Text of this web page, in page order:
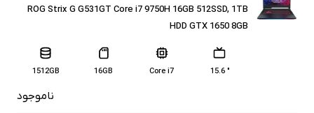
ROG Strix G G531GT Core i7 9750H 16GB 512SSD, 1TB
HDD GTX 1650 8GB
" 15.6
Core i7
16GB
1512GB
ناموجود